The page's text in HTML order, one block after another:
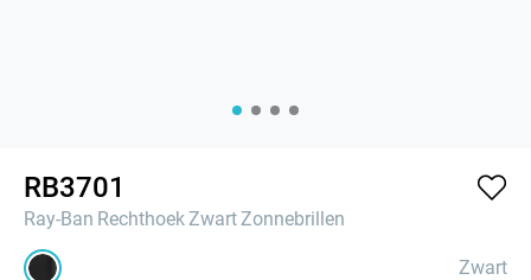
RB3701
Ray-Ban RechthoekZwartZonnebrillen
Zwart